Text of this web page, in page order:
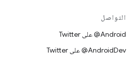
التواصل
‎@Android على Twitter
‎@AndroidDev على Twitter